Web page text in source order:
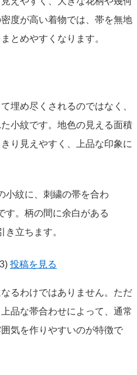
度が高い着物では、帯を無地
とめやすくなります。
埋め尽くされるのではなく、
小紋です。地色の見える面積
り見えやすく、上品な印象に
小紋に、刺繍の帯を合わ
す。柄の間に余白がある
き立ちます。
投稿を見る
るわけではありません。ただ
品な帯合わせによって、通常
気を作りやすいのが特徴で